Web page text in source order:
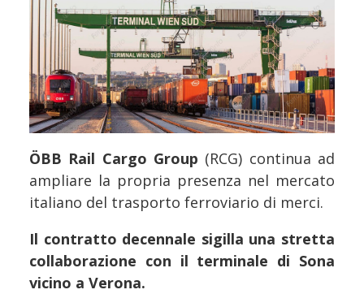
ÖBB Rail Cargo Group (RCG) continua ad
ampliare la propria presenza nel mercato
italiano del trasporto ferroviario di merci.
Il contratto decennale sigilla una stretta
collaborazione con il terminale di Sona
vicino a Verona.